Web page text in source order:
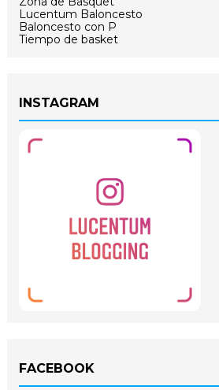
Lucentum Baloncesto
Baloncesto con P
Tiempo de basket
INSTAGRAM
FACEBOOK